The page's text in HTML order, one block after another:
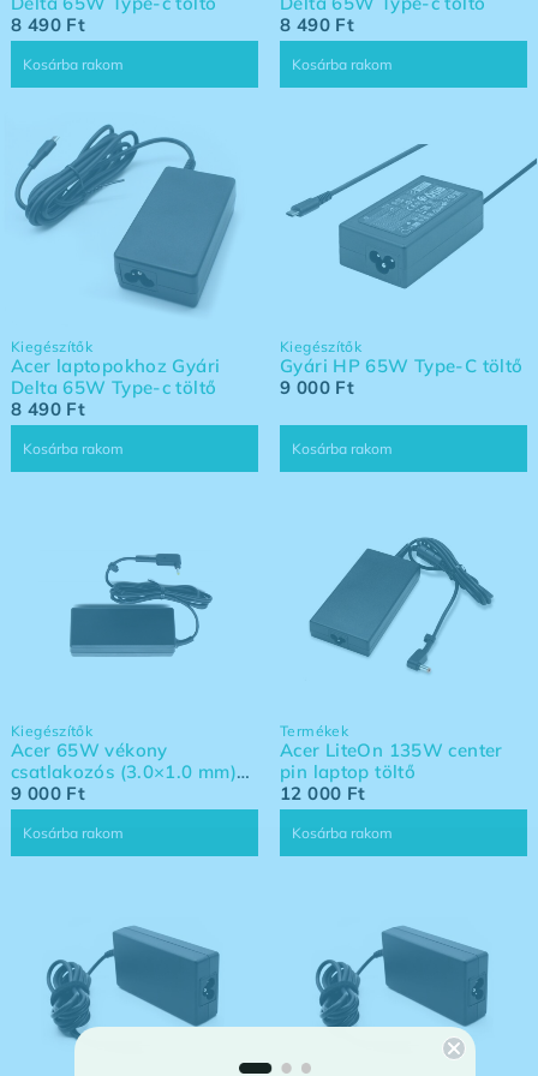
8 490 Ft
Kosárba rakom
8 490 Ft
Kosárba rakom
Kiegészítők
Acer laptopokhoz Gyári
Delta 65W Type-c töltő
8 490 Ft
Kosárba rakom
Kiegészítők
Gyári HP 65W Type-C töltő
9 000 Ft
Kosárba rakom
Kiegészítők
Acer 65W vékony
csatlakozós (3.0×1.0 mm)
eredeti Delta hálózati
adapter
9 000 Ft
Kosárba rakom
Termékek
Acer LiteOn 135W center
pin laptop töltő
12 000 Ft
Kosárba rakom